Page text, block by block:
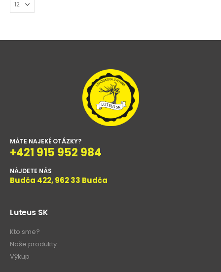
MÁTE NAJEKÉ OTÁZKY?
+421 915 952 984
NÁJDETE NÁS
Budča 422, 962 33 Budča
Luteus SK
Kto sme?
Naše produkty
Výkup